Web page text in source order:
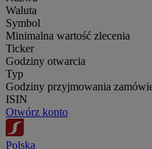
Waluta
Symbol
Minimalna wartość zlecenia
Ticker
Godziny otwarcia
Typ
Godziny przyjmowania
ISIN
Otwórz konto
Polska